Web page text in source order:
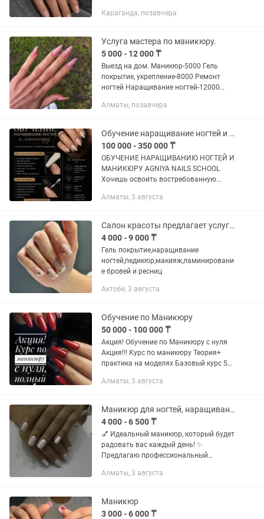
покрытием 4500 тг. (в один тон)
+1000...
Караганда, позавчера
Услуга мастера по маникюру.
5 000 - 12 000 ₸
Выезд на дом. Маникюр-5000 Гель
покрытие, укрепление-8000 Ремонт
ногтей Наращивание ногтей-12000
Педикюр, гель, обработка пяток-10000
Алматы, позавчера
Обучение наращивание ногтей и маникюра
100 000 - 350 000 ₸
ОБУЧЕНИЕ НАРАЩИВАНИЮ НОГТЕЙ И
МАНИКЮРУ AGNIYA NAILS SCHOOL
Хочешь освоить востребованную
зарабатывать? Приглашаю на
квалификации для...
Алматы, 3 августа
Салон красоты предлагает услуги наращивание ногтей,педикюр
4 000 - 9 000 ₸
Гель покрытие,наращивание
ногтей,педикюр,макияж,ламинировани
е бровей и ресниц
Актобе, 3 августа
Обучение по Маникюру
50 000 - 100 000 ₸
Акция! Обучение по Маникюру с нуля
Акция!!! Курс по маникюру Теория+
практика на моделях Базовый курс 5
программу: теория, практика
пластины(...
Алматы, 3 августа
Маникюр для ногтей, наращивание
4 000 - 6 500 ₸
💅 Идеальный маникюр, который будет
радовать вас каждый день! ✨
Предлагаю профессиональный
гарантией аккуратной работы. Мои
комбинированный...
Алматы, 3 августа
Маникюр
3 000 - 6 000 ₸